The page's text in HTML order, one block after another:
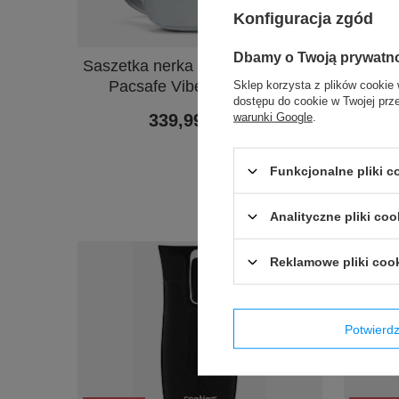
Saszetka nerka antykradzieżowa
Pacsafe Vibe 100 - Szara
339,99 zł szt.
przed
Konfiguracja zgód
Dbamy o Twoją
Sklep korzysta z plików cookie
dostępu do cookie w Twojej
warunki Google
Funkcjonalne pliki
Analityczne pliki
Reklamowe pliki